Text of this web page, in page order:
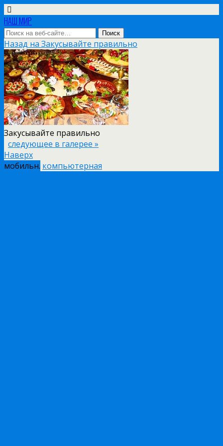
НАШ МИР
Назад на Закусывайте правильно
Закусывайте правильно
следующее в галерее »
Наверх
мобильн. компьютерная